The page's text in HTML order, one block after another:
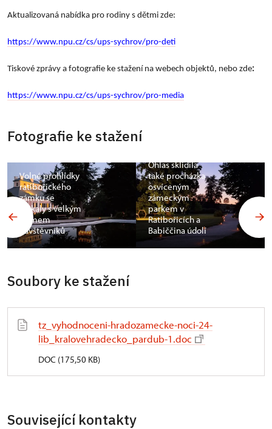
Aktualizovaná nabídka pro rodiny s dětmi zde:
https://www.npu.cz/cs/ups-sychrov/pro-deti
Tiskové zprávy a fotografie ke stažení na webech objektů, nebo zde:
https://www.npu.cz/cs/ups-sychrov/pro-media
Fotografie ke stažení
Volné prohlídky
ratibořického
zámku se
setkaly s velkým
zájmem
návštěvníků
Ohlas sklidila
také procházka
osvíceným
zámeckým
parkem v
Ratibořicích a
Babiččina údolí
Soubory ke stažení
tz_vyhodnoceni-hradozamecke-noci-24-
lib_kralovehradecko_pardub-1.doc
DOC (175,50 KB)
Související kontakty